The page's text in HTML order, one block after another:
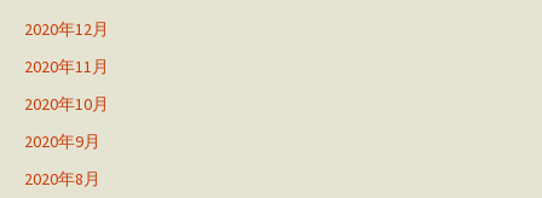
2020年12月
2020年11月
2020年10月
2020年9月
2020年8月